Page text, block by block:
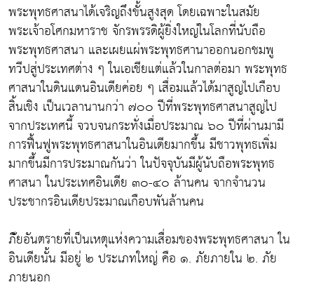
พระพุทธศาสนาได้เจริญถึงขั้นสูงสุด โดยเฉพาะในสมัย
พระเจ้าอโศกมหาราช จักรพรรดิผู้ยิ่งใหญ่ในโลกที่นับถือ
พระพุทธศาสนา และเผยแผ่พระพุทธศานาออกนอกชมพู
ทวีปสู่ประเทศต่าง ๆ ในเอเชียแต่แล้วในกาลต่อมา พระพุทธ
ศาสนาในดินแดนอินเดียค่อย ๆ เสื่อมแล้วได้มาสูญไปเกือบ
สิ้นเชิง เป็นเวลานานกว่า ๗๐๐ ปีที่พระพุทธศาสนาสูญไป
จากประเทศนี้ จวบจนกระทั่งเมื่อประมาณ ๖๐ ปีที่ผ่านมามี
การฟื้นฟูพระพุทธศาสนาในอินเดียมากขึ้น มีชาวพุทธเพิ่ม
มากขึ้นมีการประมาณกันว่า ในปัจจุบันมีผู้นับถือพระพุทธ
ศาสนา ในประเทศอินเดีย ๓๐-๔๐ ล้านคน จากจำนวน
ประชากรอินเดียประมาณเกือบพันล้านคน
ภัียอันตรายที่เป็นเหตุแห่งความเสื่อมของพระพุทธศาสนา ใน
อินเดียนั้น มีอยู่ ๒ ประเภทใหญ่ คือ ๑. ภัยภายใน ๒. ภัย
ภายนอก